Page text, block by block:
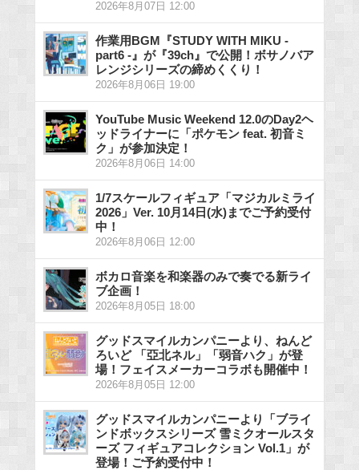
2026年8月07日 12:00
作業用BGM『STUDY WITH MIKU -
part6 -』が『39ch』で公開！ボサノバア
レンジシリーズの締めくくり！
2026年8月06日 19:00
YouTube Music Weekend 12.0のDay2ヘ
ッドライナーに「ポケモン feat. 初音ミ
ク」が参加決定！
2026年8月06日 14:00
1/7スケールフィギュア「マジカルミライ
2026」Ver. 10月14日(水)までご予約受付
中！
2026年8月06日 12:00
ボカロ音楽を和楽器のみで奏でる新ライ
ブ企画！
2026年8月05日 18:00
グッドスマイルカンパニーより、ねんど
ろいど 「亞北ネル」「弱音ハク」が登
場！フェイスメーカーコラボも開催中！
2026年8月05日 12:00
グッドスマイルカンパニーより「ブライ
ンドボックスシリーズ 雪ミクオールスタ
ーズ フィギュアコレクション Vol.1」が
登場！ご予約受付中！